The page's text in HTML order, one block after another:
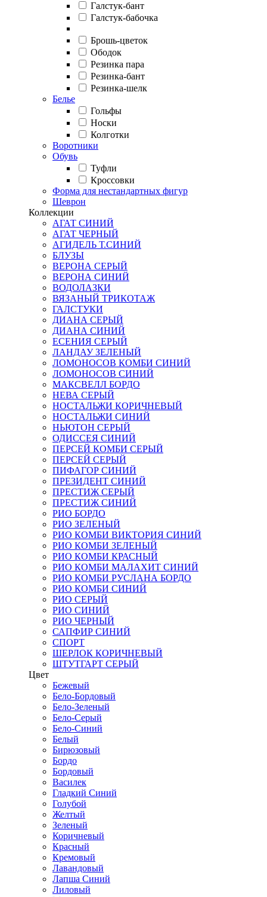
Галстук-бант
Галстук-бабочка
Брошь-цветок
Ободок
Резинка пара
Резинка-бант
Резинка-шелк
Белье
Гольфы
Носки
Колготки
Воротники
Обувь
Туфли
Кроссовки
Форма для нестандартных фигур
Шеврон
Коллекции
АГАТ СИНИЙ
АГАТ ЧЕРНЫЙ
АГИДЕЛЬ Т.СИНИЙ
БЛУЗЫ
ВЕРОНА СЕРЫЙ
ВЕРОНА СИНИЙ
ВОДОЛАЗКИ
ВЯЗАНЫЙ ТРИКОТАЖ
ГАЛСТУКИ
ДИАНА СЕРЫЙ
ДИАНА СИНИЙ
ЕСЕНИЯ СЕРЫЙ
ЛАНДАУ ЗЕЛЕНЫЙ
ЛОМОНОСОВ КОМБИ СИНИЙ
ЛОМОНОСОВ СИНИЙ
МАКСВЕЛЛ БОРДО
НЕВА СЕРЫЙ
НОСТАЛЬЖИ КОРИЧНЕВЫЙ
НОСТАЛЬЖИ СИНИЙ
НЬЮТОН СЕРЫЙ
ОДИССЕЯ СИНИЙ
ПЕРСЕЙ КОМБИ СЕРЫЙ
ПЕРСЕЙ СЕРЫЙ
ПИФАГОР СИНИЙ
ПРЕЗИДЕНТ СИНИЙ
ПРЕСТИЖ СЕРЫЙ
ПРЕСТИЖ СИНИЙ
РИО БОРДО
РИО ЗЕЛЕНЫЙ
РИО КОМБИ ВИКТОРИЯ СИНИЙ
РИО КОМБИ ЗЕЛЕНЫЙ
РИО КОМБИ КРАСНЫЙ
РИО КОМБИ МАЛАХИТ СИНИЙ
РИО КОМБИ РУСЛАНА БОРДО
РИО КОМБИ СИНИЙ
РИО СЕРЫЙ
РИО СИНИЙ
РИО ЧЕРНЫЙ
САПФИР СИНИЙ
СПОРТ
ШЕРЛОК КОРИЧНЕВЫЙ
ШТУТГАРТ СЕРЫЙ
Цвет
Бежевый
Бело-Бордовый
Бело-Зеленый
Бело-Серый
Бело-Синий
Белый
Бирюзовый
Бордо
Бордовый
Василек
Гладкий Синий
Голубой
Желтый
Зеленый
Коричневый
Красный
Кремовый
Лавандовый
Лапша Синий
Лиловый